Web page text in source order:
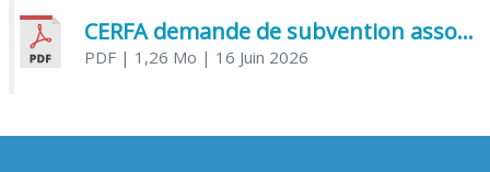
CERFA demande de subvention association
PDF| 1,26 Mo | 16 Juin 2026